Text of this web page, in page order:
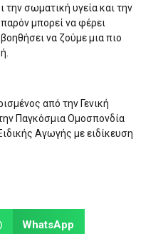
την σωματική υγεία και την
μπορεί να φέρει
να ζούμε μια πιο
από την Γενική
Παγκόσμια Ομοσπονδία
Αγωγής με ειδίκευση
WhatsApp